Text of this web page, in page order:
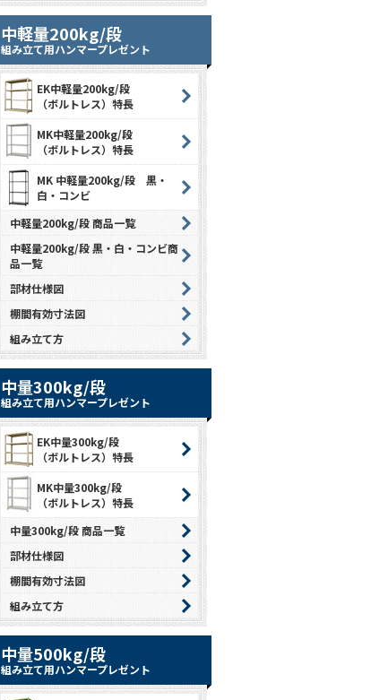
中軽量200kg/段
組み立て用ハンマープレゼント
EK中軽量200kg/段
（ボルトレス）特長
MK中軽量200kg/段
（ボルトレス）特長
MK 中軽量200kg/段 黒・
白・コンビ
中軽量200kg/段 商品一覧
中軽量200kg/段 黒・白・コンビ商
品一覧
部材仕様図
棚間有効寸法図
組み立て方
中量300kg/段
組み立て用ハンマープレゼント
EK中量300kg/段
（ボルトレス）特長
MK中量300kg/段
（ボルトレス）特長
中量300kg/段 商品一覧
部材仕様図
棚間有効寸法図
組み立て方
中量500kg/段
組み立て用ハンマープレゼント